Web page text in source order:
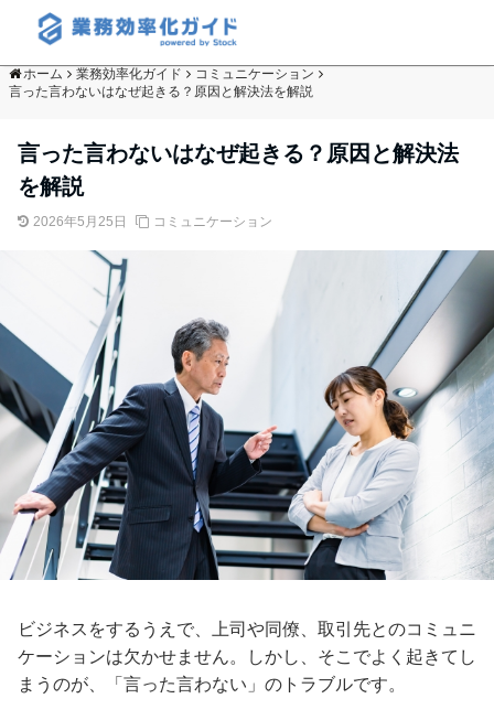
ホーム 業務効率化ガイド
コミュニケーション
言った言わないはなぜ起きる？原因と解決法を解説
言った言わないはなぜ起きる？原因と解決法
を解説
2026年5月25日 コミュニケーション
ビジネスをするうえで、上司や同僚、取引先とのコミュニ
ケーションは欠かせません。しかし、そこでよく起きてし
まうのが、「言った言わない」のトラブルです。